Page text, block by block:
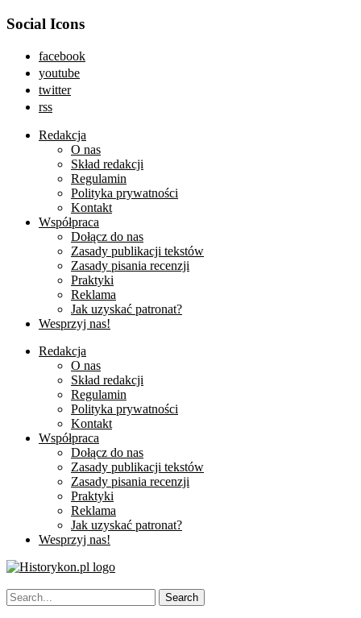
Social Icons
facebook
youtube
twitter
rss
Redakcja
O nas
Skład redakcji
Regulamin
Polityka prywatności
Kontakt
Współpraca
Dołącz do nas
Zasady publikacji tekstów
Zasady pisania recenzji
Praktyki
Reklama
Jak uzyskać patronat?
Wesprzyj nas!
Redakcja
O nas
Skład redakcji
Regulamin
Polityka prywatności
Kontakt
Współpraca
Dołącz do nas
Zasady publikacji tekstów
Zasady pisania recenzji
Praktyki
Reklama
Jak uzyskać patronat?
Wesprzyj nas!